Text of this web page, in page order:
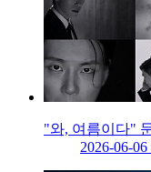
"와, 여름이다"
2026-06-06